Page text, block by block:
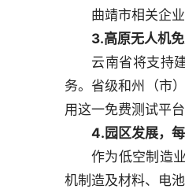
曲靖市相关企
3.高原无人机
云南省将支持
务。省级和州（市
用这一免费测试平
4.园区发展，
作为低空制造
机制造及材料、电